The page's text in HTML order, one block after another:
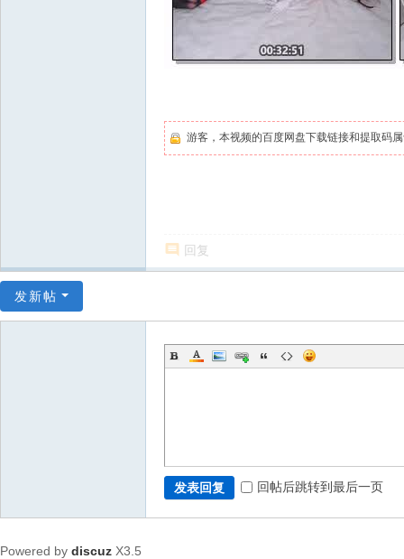
游客，本视频的百度网盘下载链接和提取码
回复
发新帖
发表回复 回帖后跳转到最后一页
Powered by discuz X3.5